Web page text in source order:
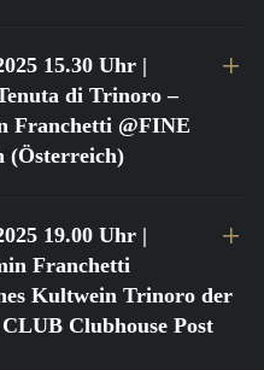
15.30 Uhr |
di Trinoro –
Franchetti @FINE
(Österreich)
19.00 Uhr |
Franchetti
Kultwein Trinoro der
Clubhouse Post